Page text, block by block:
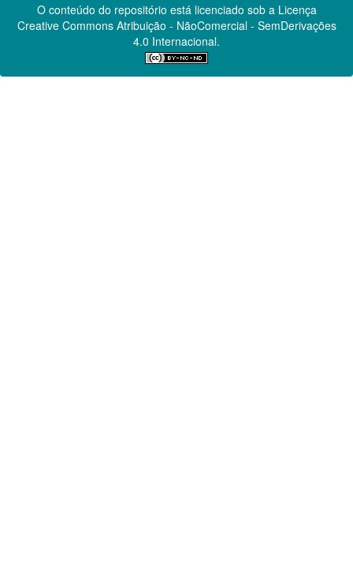
O conteúdo do repositório está licenciado sob a Licença
Creative CommonsAtribuição - NãoComercial - SemDerivações
4.0 Internacional.